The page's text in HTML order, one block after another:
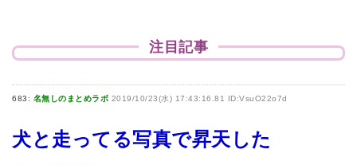
注目記事
683: 名無しのまとめラボ 2019/10/23(水) 17:43:16.81 ID:VsuO22o7d
犬と走ってる写真で昇天した